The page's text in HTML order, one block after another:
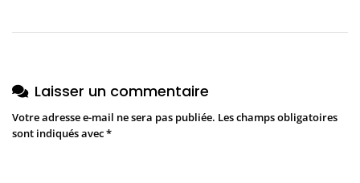
Laisser un commentaire
Votre adresse e-mail ne sera pas publiée. Les champs obligatoires
sont indiqués avec*